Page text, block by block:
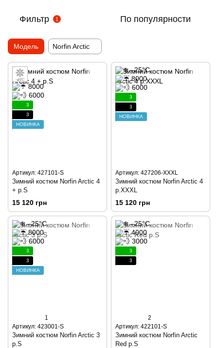
Фильтр 1 По популярности
Модель Norfin Arctic
3
3
НОВИНКА
Артикул: 427101-S
Зимний костюм Norfin Arctic 4
+ р.S
15 120 грн
3
3
НОВИНКА
Артикул: 427206-XXXL
Зимний костюм Norfin Arctic 4
р.XXXL
15 120 грн
3
3
НОВИНКА
1
Артикул: 423001-S
Зимний костюм Norfin Arctic 3
р.S
3
3
2
Артикул: 422101-S
Зимний костюм Norfin Arctic
Red р.S